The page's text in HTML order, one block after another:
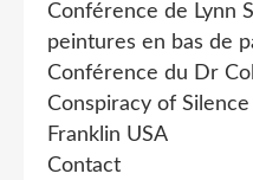
Conférence de Lynn
peintures en bas de
Conférence du Dr
Conspiracy of
Franklin USA
Contact